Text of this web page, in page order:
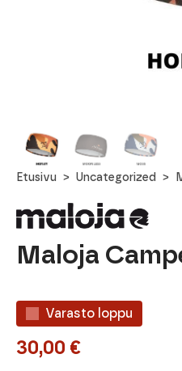
Etusivu Uncategorized
Maloja
Varasto loppu
30,00 €